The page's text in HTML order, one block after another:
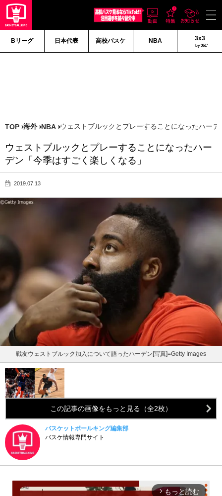
Bリーグ 日本代表 高校バスケ NBA 3x3
by 361°
TOP 海外 NBA ウェストブルックとプレーすることになったハー
ウェストブルックとプレーすることになったハー
デン「今季はすごく楽しくなる」
2019.07.13
戦友ウェストブルック加入について語ったハーデン[写真]=Getty Images
この記事の画像をもっと見る（全2枚）
バスケットボールキング編集部
バスケ情報専門サイト
arrow_forward_ios もっと読む